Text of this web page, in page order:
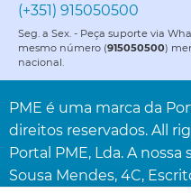
(+351) 915050500
Seg. a Sex. - Peça suporte via
mesmo número (915050500)
nacional.
PME é uma marca da
direitos reservados. All
Portal PME, Lda. A
Sousa Mendes, 4C,